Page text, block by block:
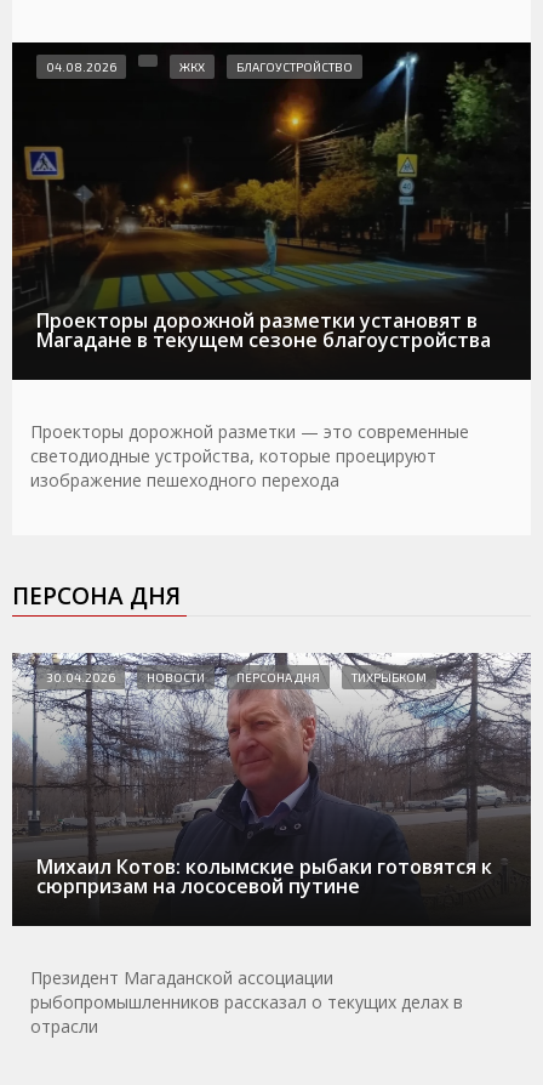
Проекторы дорожной разметки установят в
Магадане в текущем сезоне благоустройства
04.08.2026 ЖКХ БЛАГОУСТРОЙСТВО
Проекторы дорожной разметки — это современные
светодиодные устройства, которые проецируют
изображение пешеходного перехода
ПЕРСОНА ДНЯ
Михаил Котов: колымские рыбаки готовятся к
сюрпризам на лососевой путине
30.04.2026 НОВОСТИ ПЕРСОНА ДНЯ ТИХРЫБКОМ
Президент Магаданской ассоциации
рыбопромышленников рассказал о текущих делах в
отрасли